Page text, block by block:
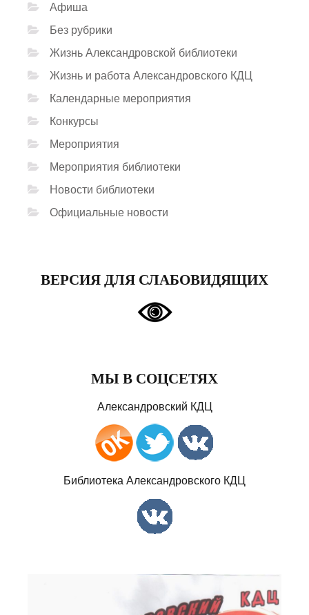
Афиша
Без рубрики
Жизнь Александровской библиотеки
Жизнь и работа Александровского КДЦ
Календарные мероприятия
Конкурсы
Мероприятия
Мероприятия библиотеки
Новости библиотеки
Официальные новости
ВЕРСИЯ ДЛЯ СЛАБОВИДЯЩИХ
МЫ В СОЦСЕТЯХ
Александровский КДЦ
Библиотека Александровского КДЦ